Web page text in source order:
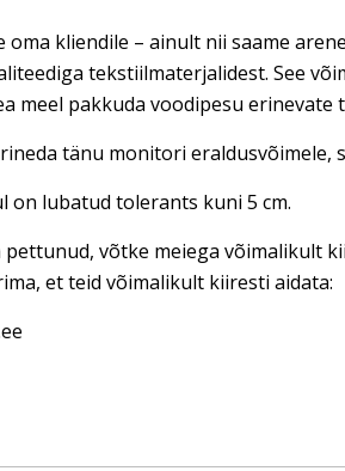
kliendile – ainult nii saame
tekstiilmaterjalidest. See
meel pakkuda voodipesu erinevate
tänu monitori eraldusvõimele,
on lubatud tolerants kuni 5 cm.
võtke meiega võimalikult
et teid võimalikult kiiresti aidata: